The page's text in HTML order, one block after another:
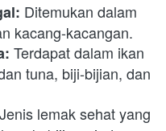
Ditemukan dalam
kacang-kacangan.
Terdapat dalam ikan
tuna, biji-bijian, dan
Jenis lemak sehat yang